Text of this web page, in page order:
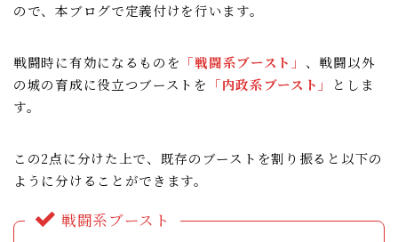
ので、本ブログで定義付けを行います。
戦闘時に有効になるものを 「戦闘系ブースト」 、戦闘以外
の城の育成に役立つブーストを 「内政系ブースト」
としま
す。
この2点に分けた上で、既存のブーストを割り振ると以下の
ように分けることができます。
戦闘系ブースト